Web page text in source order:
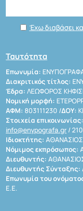
Έχω διαβάσει
Ταυτότητα
Επωνυμία:
Διακριτικός τίτλος:
Έδρα: ΛΕΩΦΟΡΟΣ
Νομική μορφή:
ΑΦΜ: 803111230 /ΔΟΥ:
Στοιχεία επικοινωνίας:
info@enypografa.gr /
Ιδιοκτήτης:
Νόμιμος εκπρόσωπος:
Διευθυντής:
Διευθυντής Σύνταξης:
Επωνυμία του
Ε.Ε.